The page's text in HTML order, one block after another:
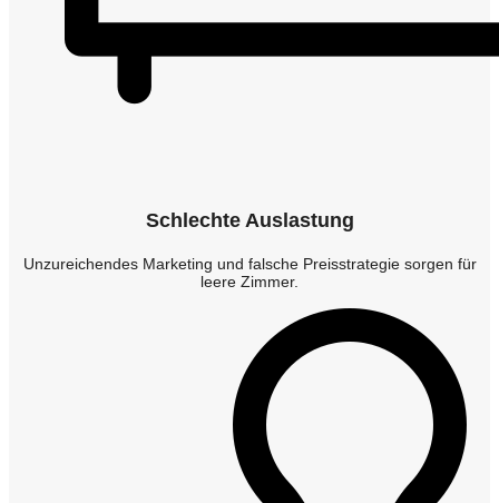
Schlechte Auslastung
Unzureichendes Marketing und falsche Preisstrategie sorgen für
leere Zimmer.